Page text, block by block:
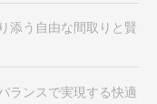
添う自由な間取りと賢
ランスで実現する快適